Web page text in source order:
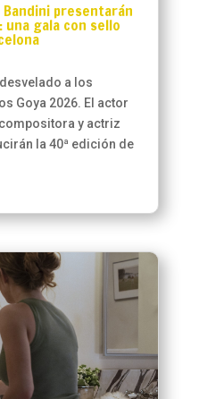
presentarán
una gala con sello
a los
Goya 2026. El actor
y actriz
la 40ª edición de